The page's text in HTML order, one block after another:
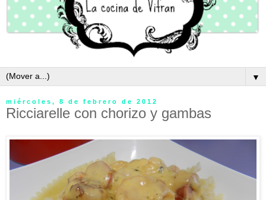
▼
miércoles, 8 de febrero de 2012
Ricciarelle con chorizo y gambas